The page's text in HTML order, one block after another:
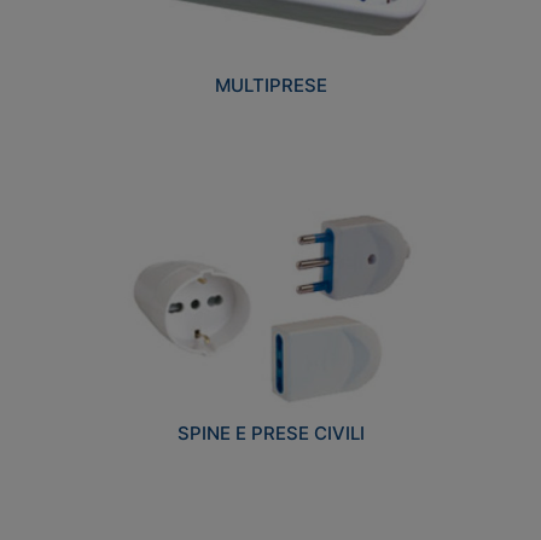
MULTIPRESE
SPINE E PRESE CIVILI